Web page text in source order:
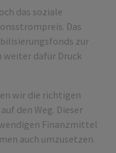
das soziale
Das
zur
weiter dafür Druck
wir die richtigen
den Weg. Dieser
Finanzmittel
auch umzusetzen.